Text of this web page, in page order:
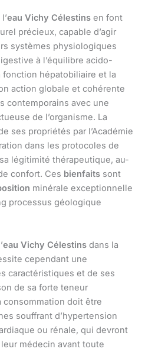
eau Vichy Célestins en font
précieux, capable d’agir
systèmes physiologiques
à l’équilibre acido-
fonction hépatobiliaire et la
action globale et cohérente
contemporains avec une
de l’organisme. La
ses propriétés par l’Académie
dans les protocoles de
légitimité thérapeutique, au-
confort. Ces bienfaits sont
minérale exceptionnelle
processus géologique
eau Vichy Célestins dans la
cependant une
caractéristiques et de ses
de sa forte teneur
consommation doit être
souffrant d’hypertension
ou rénale, qui devront
médecin avant toute